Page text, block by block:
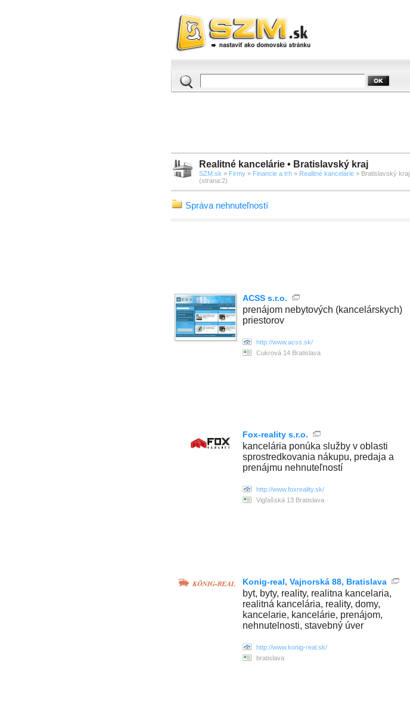
Realitné kancelárie • Bratislavský kraj
SZM.sk » Firmy » Financie a trh » Realitné kancelárie » Bratislavský kraj
(strana:2)
Správa nehnuteľností
ACSS s.r.o.
prenájom nebytových (kancelárskych)
priestorov
http://www.acss.sk/
Cukrová 14 Bratislava
Fox-reality s.r.o.
kancelária ponúka služby v oblasti
sprostredkovania nákupu, predaja a
prenájmu nehnuteľností
http://www.foxreality.sk/
Vigľašská 13 Bratislava
Konig-real, Vajnorská 88, Bratislava
byt, byty, reality, realitna kancelaria,
realitná kancelária, reality, domy,
kancelarie, kancelárie, prenájom,
nehnutelnosti, stavebný úver
http://www.konig-real.sk/
bratislava